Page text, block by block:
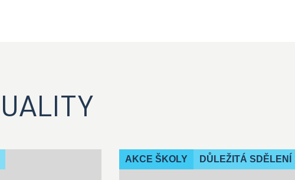
AKCE ŠKOLY DŮLEŽITÁ SDĚLENÍ